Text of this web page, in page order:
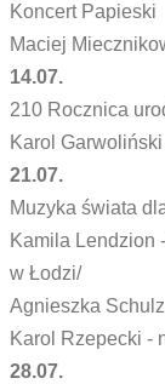
Koncert Papieski
Maciej
14.07.
210 Rocznica
Karol
21.07.
Muzyka świata
Kamila Lendzion
w Łodzi/
Agnieszka
Karol Rzepecki -
28.07.